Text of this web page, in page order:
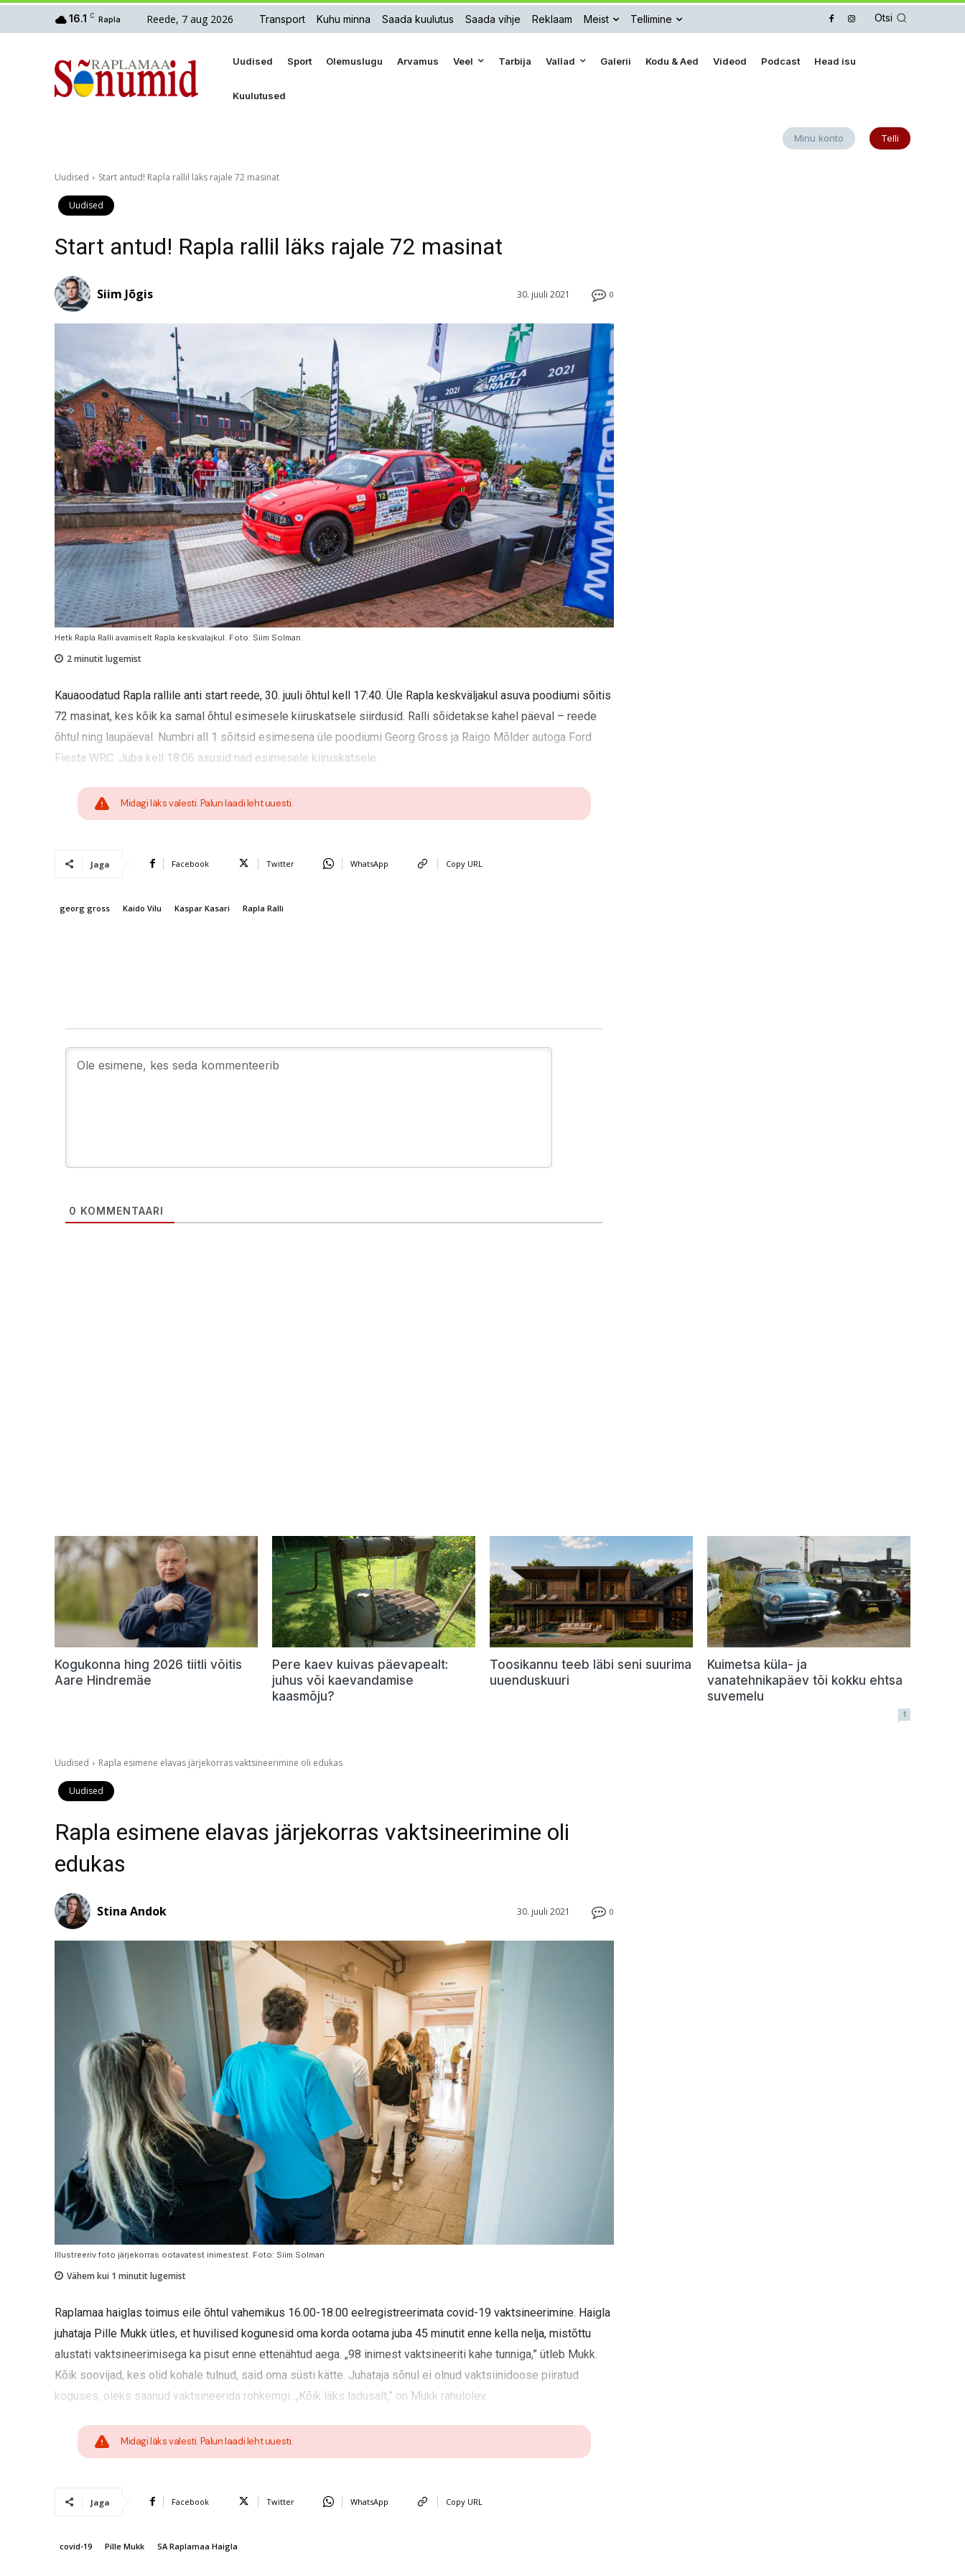
16.1 C Rapla Reede, 7 aug 2026 Transport Kuhu minna Saada kuulutus Saada vihje Reklaam Meist Tellimine Otsi
Uudised Sport Olemuslugu Arvamus Veel Tarbija Vallad Galerii Kodu & Aed Videod Podcast Head isu
Kuulutused
Minu konto Telli
Uudised Start antud! Rapla rallil läks rajale 72 masinat
Uudised
Start antud! Rapla rallil läks rajale 72 masinat
0
30. juuli 2021
Siim Jõgis
Hetk Rapla Ralli avamiselt Rapla keskvälajkul. Foto: Siim Solman.
2minutit lugemist
Kauaoodatud Rapla rallile anti start reede, 30. juuli õhtul kell 17:40. Üle Rapla keskväljakul asuva poodiumi sõitis
72 masinat, kes kõik ka samal õhtul esimesele kiiruskatsele siirdusid. Ralli sõidetakse kahel päeval – reede
õhtul ning laupäeval. Numbri all 1 sõitsid esimesena üle poodiumi Georg Gross ja Raigo Mõlder autoga Ford
Fiesta WRC. Juba kell 18:06 asusid nad esimesele kiiruskatsele.
Midagi läks valesti. Palun laadi leht uuesti.
Jaga Facebook Twitter WhatsApp Copy URL
georg gross Kaido Vilu Kaspar Kasari Rapla Ralli
0 KOMMENTAARI
Kogukonna hing 2026 tiitli võitis
Aare Hindremäe
Pere kaev kuivas päevapealt:
juhus või kaevandamise
kaasmõju?
Toosikannu teeb läbi seni suurima
uuenduskuuri
Kuimetsa küla- ja
vanatehnikapäev tõi kokku ehtsa
suvemelu
1